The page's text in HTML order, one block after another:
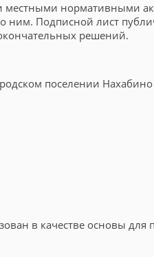
местными нормативными
Подписной лист
решений.
поселении
в качестве основы